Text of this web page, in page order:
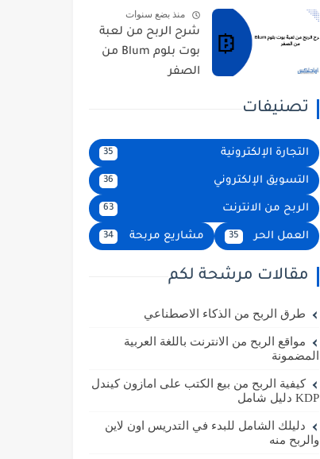
منذ بضع سنوات
شرح الربح من لعبة
بوت بلوم Blum من
الصفر
تصنيفات
التجارة الإلكترونية 35
التسويق الإلكتروني 36
الربح من الانترنت 63
العمل الحر 35 مشاريع مربحة 34
مقالات مرشحة لكم
طرق الربح من الذكاء الاصطناعي
مواقع الربح من الانترنت باللغة العربية
المضمونة
كيفية الربح من بيع الكتب على امازون كيندل
KDP دليل شامل
دليلك الشامل للبدء في التدريس اون لاين
والربح منه